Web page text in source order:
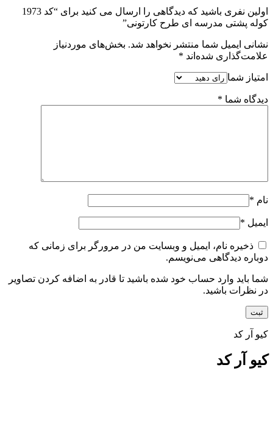
اولین نفری باشید که دیدگاهی را ارسال می کنید برای “کد 1973
کوله پشتی مدرسه ای طرح کارتونی”
نشانی ایمیل شما منتشر نخواهد شد. بخش‌های موردنیاز
علامت‌گذاری شده‌اند *
امتیاز شما
دیدگاه شما *
نام *
ایمیل *
ذخیره نام، ایمیل و وبسایت من در مرورگر برای زمانی که
دوباره دیدگاهی می‌نویسم.
شما باید وارد حساب خود شده باشید تا قادر به اضافه کردن تصاویر
در نظرات باشید.
کیو آر کد
کیو آر کد